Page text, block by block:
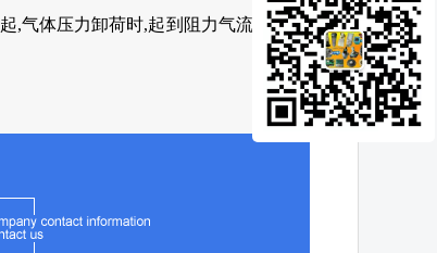
,气体压力卸荷时,起到阻力气流的作